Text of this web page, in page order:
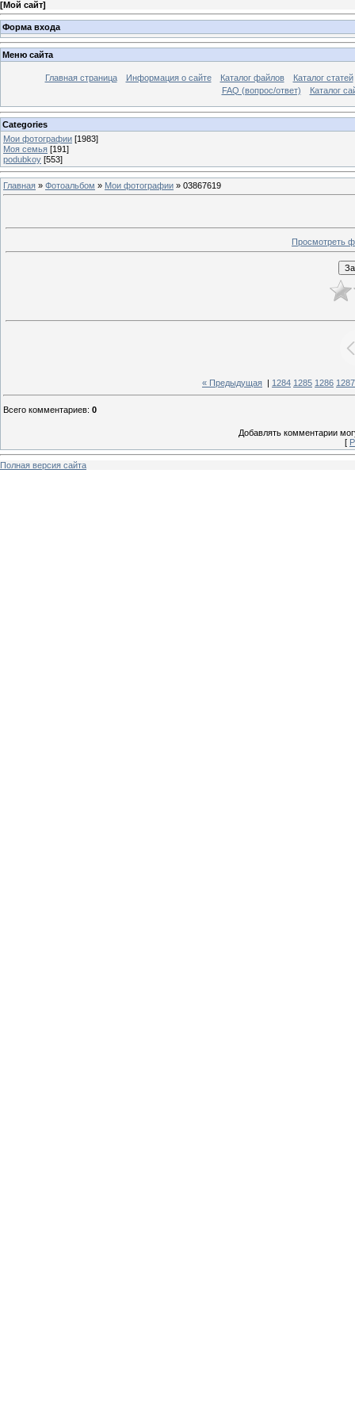
[Мой сайт]
Форма входа
Меню сайта
Главная страница Информация о сайте Каталог файлов
Каталог статей
FAQ (вопрос/ответ)
Каталог
Categories
Мои фотографии [1983]
Моя семья [191]
podubkoy [553]
Главная » Фотоальбом » Мои фотографии » 03867619
Просмотреть
« Предыдущая 1284 1285 1286 1287
Всего комментариев: 0
Добавлять комментарии
[
Полная версия сайта